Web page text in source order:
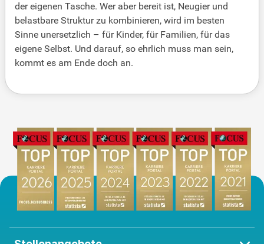
der eigenen Tasche. Wer aber bereit ist, Neugier und
belastbare Struktur zu kombinieren, wird im besten
Sinne unersetzlich – für Kinder, für Familien, für das
eigene Selbst. Und darauf, so ehrlich muss man sein,
kommt es am Ende doch an.